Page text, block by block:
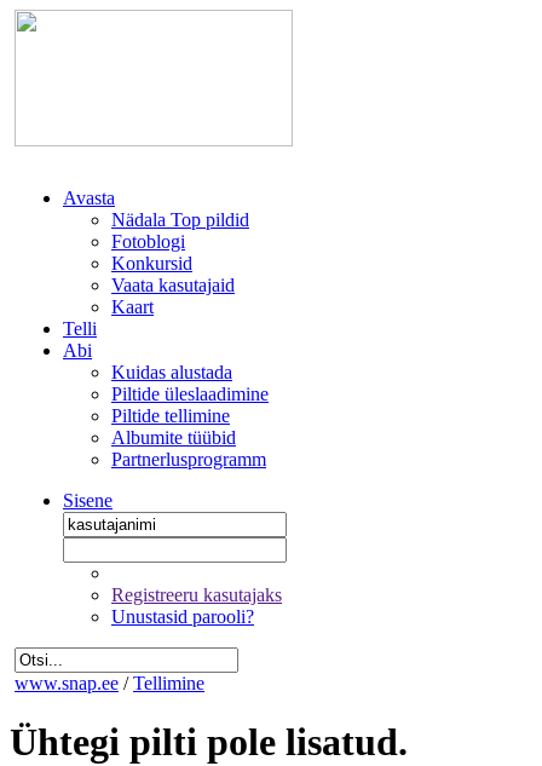
Avasta
Nädala Top pildid
Fotoblogi
Konkursid
Vaata kasutajaid
Kaart
Telli
Abi
Kuidas alustada
Piltide üleslaadimine
Piltide tellimine
Albumite tüübid
Partnerlusprogramm
Sisene
Registreeru kasutajaks
Unustasid parooli?
www.snap.ee / Tellimine
Ühtegi pilti pole lisatud.